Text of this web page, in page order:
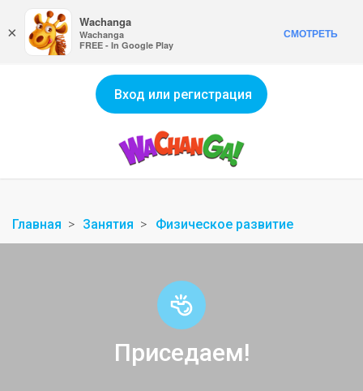
Вход или регистрация
Главная Занятия Физическое развитие
Приседаем!
×
Wachanga
Wachanga
FREE - In Google Play
СМОТРЕТЬ